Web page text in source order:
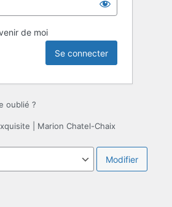
de moi
oublié ?
| Marion Chatel-Chaix